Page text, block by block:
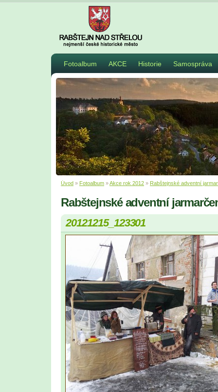
Fotoalbum AKCE Historie Samospráva
Úvod » Fotoalbum »Akce rok 2012 » Rabštejnské adventní
Rabštejnské adventní
20121215_123301